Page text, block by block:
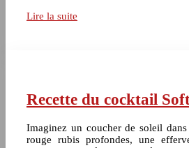
Lire la suite
Recette du cocktail
Imaginez un coucher de soleil
rouge rubis profondes, une